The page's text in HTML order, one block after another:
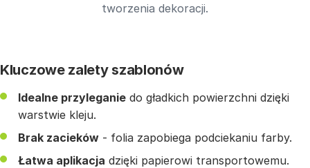
tworzenia dekoracji.
Kluczowe zalety szablonów
Idealne przyleganie do gładkich powierzchni dzięki
warstwie kleju.
Brak zacieków - folia zapobiega podciekaniu farby.
Łatwa aplikacja dzięki papierowi transportowemu.